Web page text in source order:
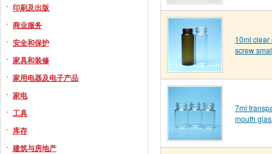
印刷及出版
商业服务
安全和保护
家具和装修
家用电器及电子产品
家电
工具
库存
建筑与房地产
10ml clear
screw
7ml
mouth